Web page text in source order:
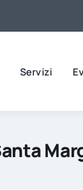
Servizi